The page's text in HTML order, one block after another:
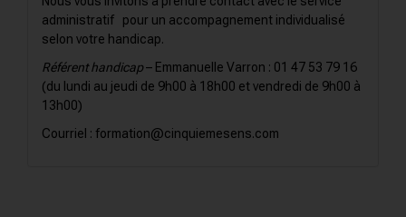
administratif pour un accompagnement individualisé
selon votre handicap.
Référent handicap– Emmanuelle Varron : 01 47 53 79 16
(du lundi au jeudi de 9h00 à 18h00 et vendredi de 9h00 à
13h00)
Courriel : formation@cinquiemesens.com